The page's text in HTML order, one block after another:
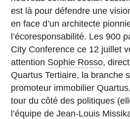
est là pour défendre une
en face d’un architecte
l’écoresponsabilité. Les 900
City Conference ce 12 juillet
attention Sophie Rosso,
Quartus Tertiaire, la branche
promoteur immobilier
tour du côté des politiques
l’équipe de Jean-Louis